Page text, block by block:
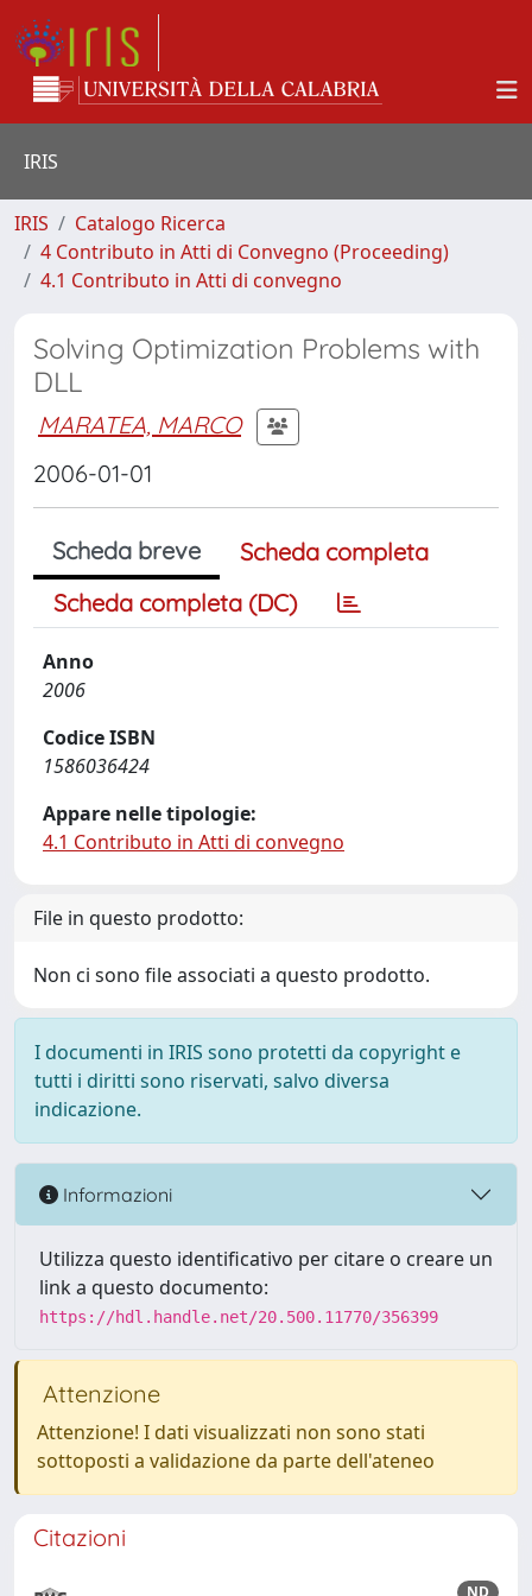
IRIS
IRIS
Catalogo Ricerca
4 Contributo in Atti di Convegno (Proceeding)
4.1 Contributo in Atti di convegno
Solving Optimization Problems with
DLL
MARATEA, MARCO
2006-01-01
Scheda breve
Scheda completa
Scheda completa (DC)
Anno
2006
Codice ISBN
1586036424
Appare nelle tipologie:
4.1 Contributo in Atti di convegno
File in questo prodotto:
Non ci sono file associati a questo prodotto.
I documenti in IRIS sono protetti da copyright e
tutti i diritti sono riservati, salvo diversa
indicazione.
Informazioni
Utilizza questo identificativo per citare o creare un
link a questo documento:
https://hdl.handle.net/20.500.11770/356399
Attenzione
Attenzione! I dati visualizzati non sono stati
sottoposti a validazione da parte dell'ateneo
Citazioni